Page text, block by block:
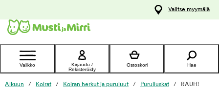
Ota yhteyttä
asiakaspalveluun
Valitse myymälä
Valikko
Kirjaudu /
Rekisteröidy
Ostoskori Hae
Alkuun Koirat Koiran herkut ja puruluut Puruliuskat
RAUH!